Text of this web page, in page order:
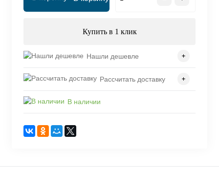
Купить в 1 клик
Нашли дешевле
Рассчитать доставку
В наличии